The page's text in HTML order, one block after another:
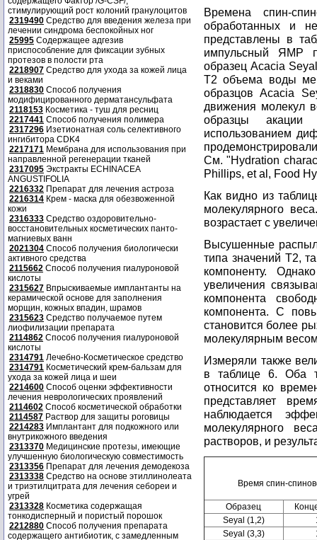
стимулирующий рост колоний гранулоцитов
2319490 Средство для введения железа при
лечении синдрома беспокойных ног
25995 Содержащее адгезив
приспособление для фиксации зубных
протезов в полости рта
2218907 Средство для ухода за кожей лица
и веками
2318830 Способ получения
модифицированного дерматансульфата
2118153 Косметика - туш для ресниц
2217441 Способ получения полимера
2317296 Изетионатная соль селективного
ингибитора CDK4
2217171 Мембрана для использования при
направленной регенерации тканей
2317095 Экстракты ECHINACEA
ANGUSTIFOLIA
2216332 Препарат для лечения астроза
2216314 Крем - маска для обезвоженной
кожи
2316333 Средство оздоровительно-
восстановительных косметических панто-
магниевых ванн
2021304 Способ получения биологически
активного средства
2115662 Способ получения гиалуроновой
кислоты
2315627 Впрыскиваемые имплантанты на
керамической основе для заполнения
морщин, кожных впадин, шрамов
2315623 Средство получаемое путем
лиофилизации препарата
2114862 Способ получения гиалуроновой
кислоты
2314791 Лечебно-Косметическое средство
2314791 Косметический крем-бальзам для
ухода за кожей лица и шеи
2214600 Способ оценки эффективности
лечения неврологических проявлений
2114602 Способ косметической обработки
2114587 Раствор для защиты роговицы
2214283 Имплантант для подкожного или
внутрикожного введения
2313370 Медицинские протезы, имеющие
улучшенную биологическую совместимость
2313356 Препарат для лечения демодекоза
2313338 Средство на основе этиллинолеата
и триэтилцитрата для лечения себореи и
угрей
2313328 Косметика содержащая
тонкодисперный и пористый порошок
2212880 Способ получения препарата
содержащего антибиотик, с замедленным
Времена спин-
обработанных и
представлены в
импульсный ЯМР
образец Acacia
Т2 объема воды
образцов Acacia
движения молекул
образцы акации
использованием
См. "Hydration
Phillips, et al, Food
Как видно из
молекулярного
возрастает с
Высушенные
типа значений Т2,
компоненту.
увеличения
компонента
компонента. С
становится более
молекулярным
Измеряли также
в таблице 6. Оба
относится ко
представляет
наблюдается
молекулярного
растворов, и
Время спин-
Образец
Seyal (1,2)
Seyal (3,3)